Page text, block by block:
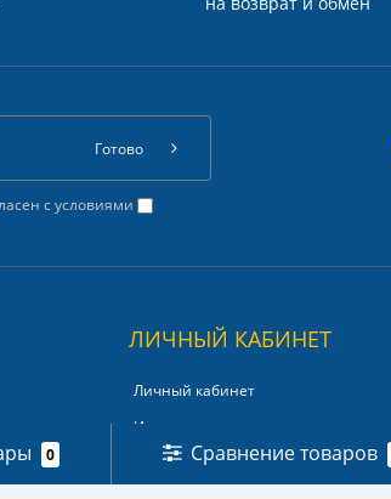
с условиями
Готово
ЛИЧНЫЙ КАБИНЕТ
Личный кабинет
История заказов
Мои закладки
0 Сравнение товаров